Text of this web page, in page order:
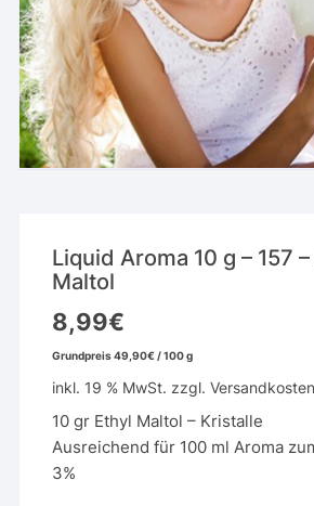
Liquid Aroma 10 g – 157
Maltol
8,99€
Grundpreis49,90€/100g
inkl. 19 % MwSt. zzgl.Versandkosten
10 gr Ethyl Maltol – Kristalle
Ausreichend für 100 ml Aroma
3%